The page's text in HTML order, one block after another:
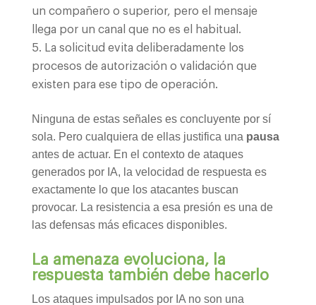
un compañero o superior, pero el mensaje
llega por un canal que no es el habitual.
La solicitud evita deliberadamente los
procesos de autorización o validación que
existen para ese tipo de operación.
Ninguna de estas señales es concluyente por sí
sola. Pero cualquiera de ellas justifica una pausa
antes de actuar. En el contexto de ataques
generados por IA, la velocidad de respuesta es
exactamente lo que los atacantes buscan
provocar. La resistencia a esa presión es una de
las defensas más eficaces disponibles.
La amenaza evoluciona, la
respuesta también debe hacerlo
Los ataques impulsados por IA no son una